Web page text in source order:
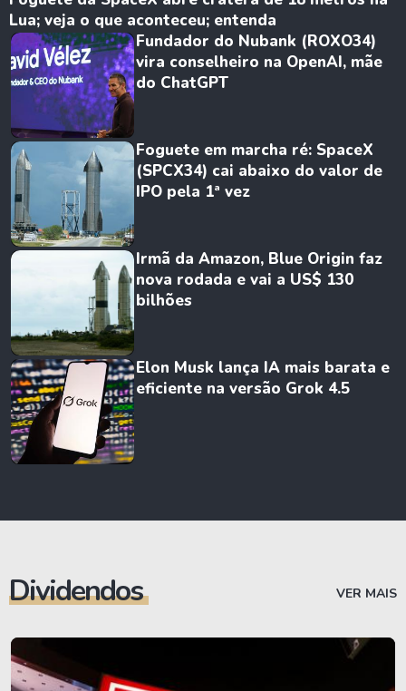
Lua; veja o que aconteceu; entenda
Fundador do Nubank (ROXO34)
vira conselheiro na OpenAI, mãe
do ChatGPT
Foguete em marcha ré: SpaceX
(SPCX34) cai abaixo do valor de
IPO pela 1ª vez
Irmã da Amazon, Blue Origin faz
nova rodada e vai a US$ 130
bilhões
Elon Musk lança IA mais barata e
eficiente na versão Grok 4.5
Dividendos VER MAIS